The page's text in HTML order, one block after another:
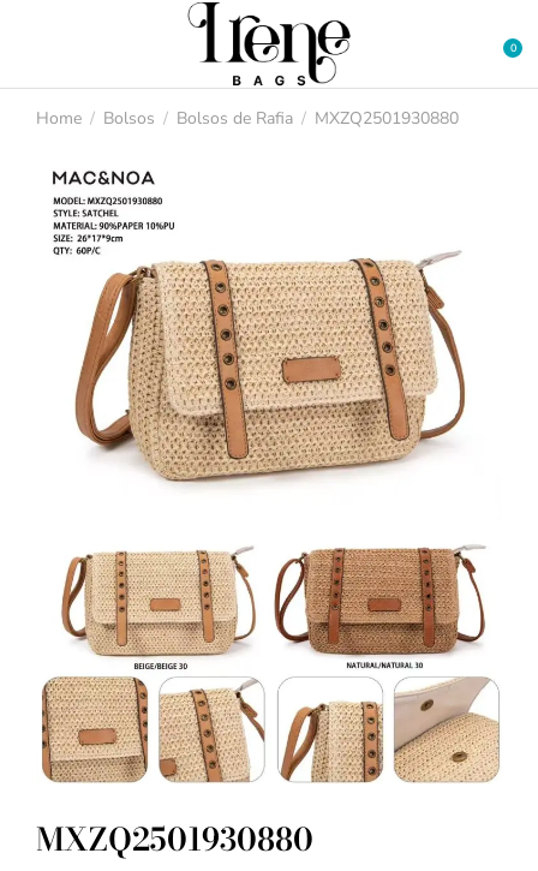
You are here:
Home Bolsos Bolsos de Rafia MXZQ2501930880
MXZQ2501930880